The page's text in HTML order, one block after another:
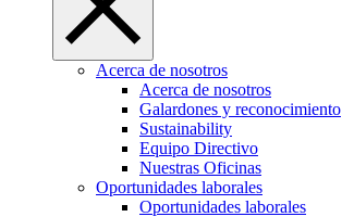
Acerca de nosotros
Acerca de nosotros
Galardones y reconocimiento
Sustainability
Equipo Directivo
Nuestras Oficinas
Oportunidades laborales
Oportunidades laborales